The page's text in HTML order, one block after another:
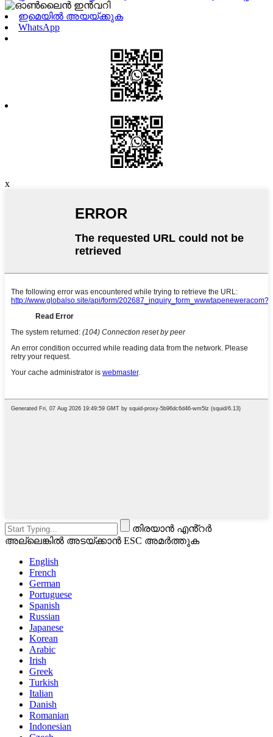
ഇമെയിൽ അയയ്ക്കുക
WhatsApp
x
തിരയാൻ എൻ്റർ
അല്ലെങ്കിൽ അടയ്ക്കാൻ ESC അമർത്തുക
English
French
German
Portuguese
Spanish
Russian
Japanese
Korean
Arabic
Irish
Greek
Turkish
Italian
Danish
Romanian
Indonesian